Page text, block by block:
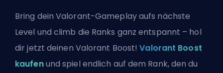
Bring dein Valorant-Gameplay aufs nächste
Level und climb die Ranks ganz entspannt – hol
dir jetzt deinen Valorant Boost!Valorant Boost
kaufenund spiel endlich auf dem Rank, den du